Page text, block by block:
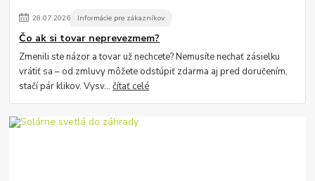
28.07.2026 Informácie pre zákazníkov
Čo ak si tovar neprevezmem?
Zmenili ste názor a tovar už nechcete? Nemusíte nechať zásielku
vrátiť sa – od zmluvy môžete odstúpiť zdarma aj pred doručením,
stačí pár klikov. Vysv...čítať celé